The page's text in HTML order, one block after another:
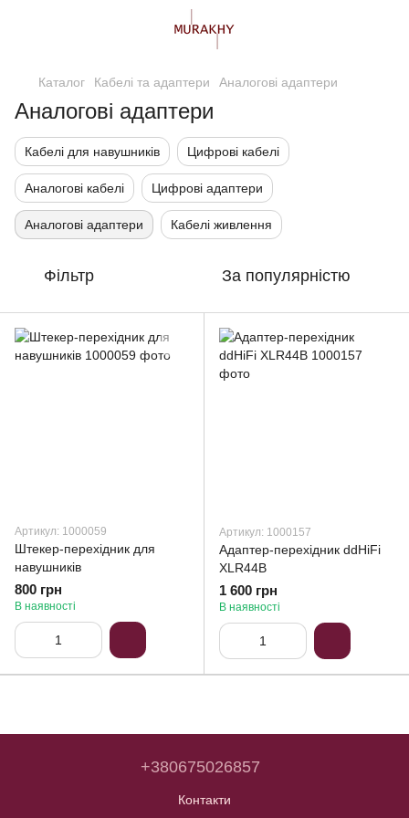
Каталог Кабелі та адаптери Аналогові адаптери
Аналогові адаптери
Кабелі для навушників Цифрові кабелі
Аналогові кабелі Цифрові адаптери
Аналогові адаптери Кабелі живлення
Фільтр За популярністю
Артикул: 1000059
Штекер-перехідник для
навушників
800 грн
В наявності
Артикул: 1000157
Адаптер-перехідник ddHiFi
XLR44B
1 600 грн
В наявності
+380675026857
Контакти